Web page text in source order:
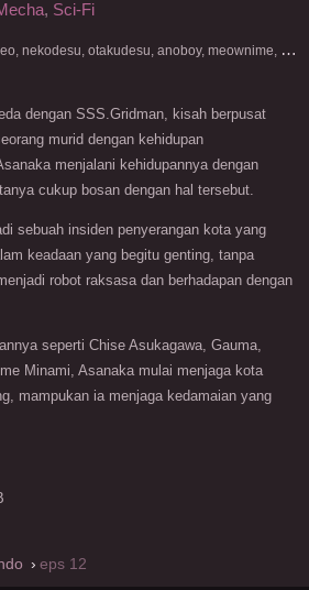
, Sci-Fi
D
onlod nonton streaming video, nekodesu, otakudesu, anoboy, meownime, anitoki, meguminime, melody, oploverz, anoboy, nimegami, unduh, riie net, drivenime, myanimelist, MAL, kusonime, neonime, bstation, maxnime, Netflix, animeindo, anichin, crunchyroll, neonime, samehadaku, streaming, otakupoi, awsubs, anibatch, anikyojin, nekonime, kurogaze, zippyshare, vidio google drive, Muse Indonesia, kazefuri, iQIYI, Viu, Ani-One Asia, Animenonton, Otaku desu, Mangaku, Anibatch,Vidio, Genflix, Amazon Prime Video, 3GP, Mp4, 240p, Terlengkap.
dengan SSS.Gridman, kisah berpusat
murid dengan kehidupan
menjalani kehidupannya dengan
cukup bosan dengan hal tersebut.
sebuah insiden penyerangan kota yang
keadaan yang begitu genting, tanpa
robot raksasa dan berhadapan dengan
seperti Chise Asukagawa, Gauma,
Minami, Asanaka mulai menjaga kota
mampukan ia menjaga kedamaian yang
eps 12